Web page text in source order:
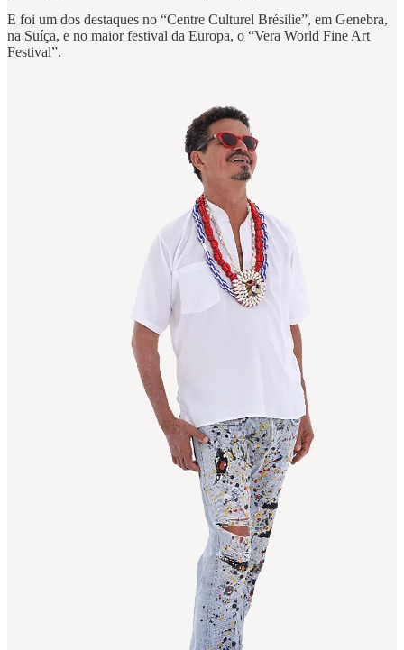
E foi um dos destaques no “Centre Culturel Brésilie”, em Genebra,
na Suíça, e no maior festival da Europa, o “Vera World Fine Art
Festival”.